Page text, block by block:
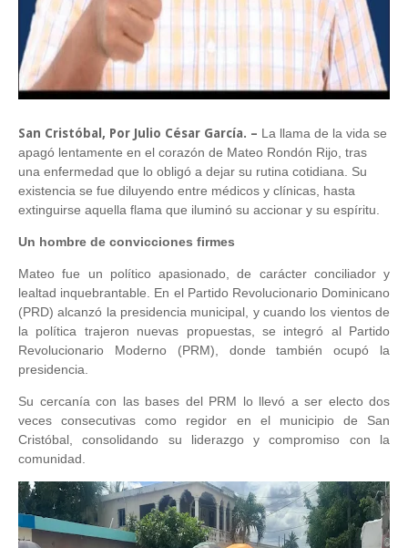
San Cristóbal, Por Julio César García. – La llama de la vida se
apagó lentamente en el corazón de Mateo Rondón Rijo, tras
una enfermedad que lo obligó a dejar su rutina cotidiana. Su
existencia se fue diluyendo entre médicos y clínicas, hasta
extinguirse aquella flama que iluminó su accionar y su espíritu.
Un hombre de convicciones firmes
Mateo fue un político apasionado, de carácter conciliador y
lealtad inquebrantable. En el Partido Revolucionario Dominicano
(PRD) alcanzó la presidencia municipal, y cuando los vientos de
la política trajeron nuevas propuestas, se integró al Partido
Revolucionario Moderno (PRM), donde también ocupó la
presidencia.
Su cercanía con las bases del PRM lo llevó a ser electo dos
veces consecutivas como regidor en el municipio de San
Cristóbal, consolidando su liderazgo y compromiso con la
comunidad.